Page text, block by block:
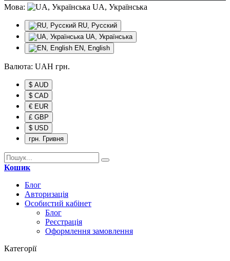
Мова: UA, Українська
RU, Русский
UA, Українська
EN, English
Валюта: UAH грн.
$ AUD
$ CAD
€ EUR
£ GBP
$ USD
грн. Гривня
Кошик
Блог
Авторизація
Особистий кабінет
Блог
Реєстрація
Оформлення замовлення
Категорії